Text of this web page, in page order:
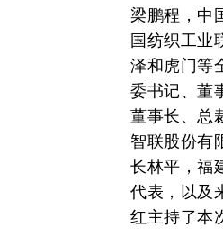
梁鹏程，中
国纺织工业
泽和虎门等
委书记、董
董事长、总
智联股份有
长林平，福
代表，以及
红主持了本